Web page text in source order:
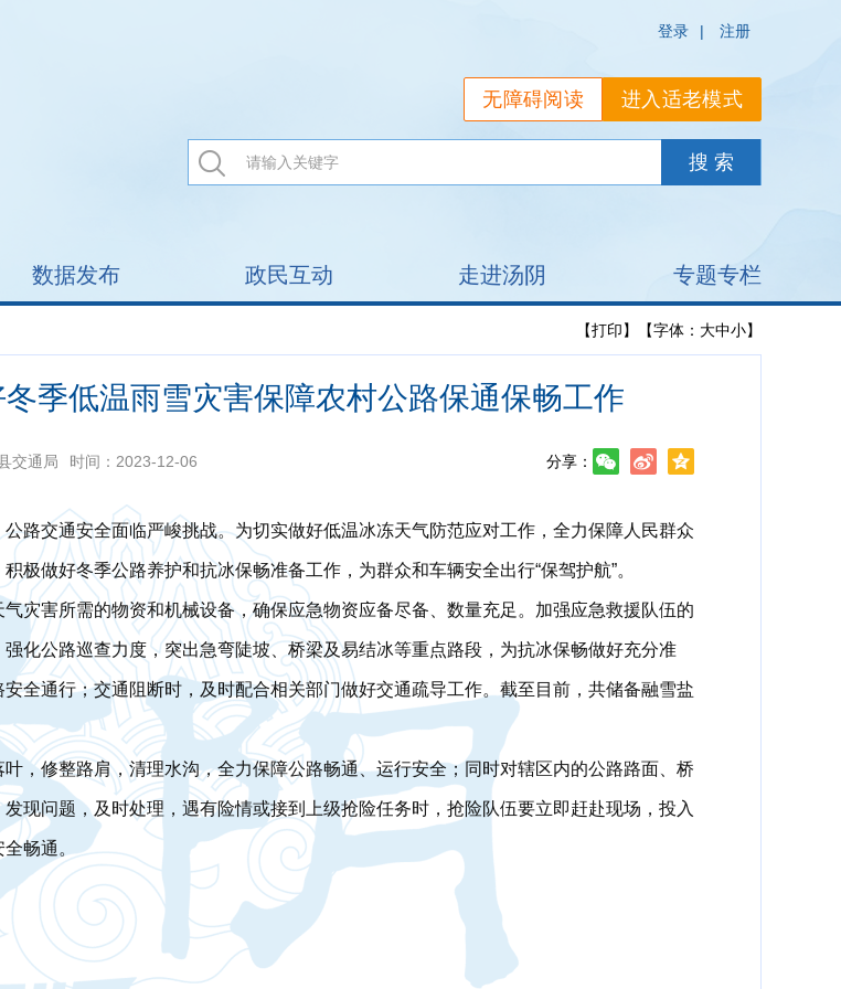
登录 | 注册
进入适老模式
无障碍阅读
数据发布 政民互动 走进汤阴 专题专栏
【打印】 【字体： 大中小】
季低温雨雪灾害保障农村公路保通保畅工作
交通局 时间：2023-12-06 分享：
路交通安全面临严峻挑战。为切实做好低温冰冻天气防范应对工作，全力保障人民群众
做好冬季公路养护和抗冰保畅准备工作，为群众和车辆安全出行“保驾护航”。
灾害所需的物资和机械设备，确保应急物资应备尽备、数量充足。加强应急救援队伍的
化公路巡查力度，突出急弯陡坡、桥梁及易结冰等重点路段，为抗冰保畅做好充分准
全通行；交通阻断时，及时配合相关部门做好交通疏导工作。截至目前，共储备融雪盐
，修整路肩，清理水沟，全力保障公路畅通、运行安全；同时对辖区内的公路路面、桥
现问题，及时处理，遇有险情或接到上级抢险任务时，抢险队伍要立即赶赴现场，投入
畅通。